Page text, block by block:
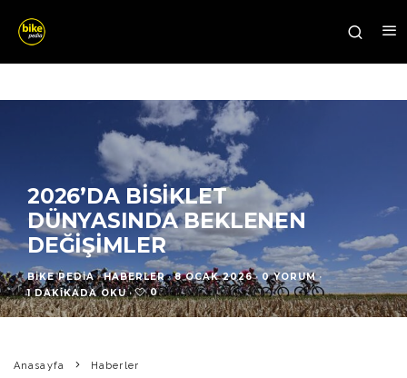
2026’DA BISIKLET
DÜNYASINDA BEKLENEN
DEĞIŞIMLER
BIKE PEDIA · HABERLER · 8 OCAK 2026 · 0 YORUM ·
1 DAKIKADA OKU · 0
Anasayfa Haberler